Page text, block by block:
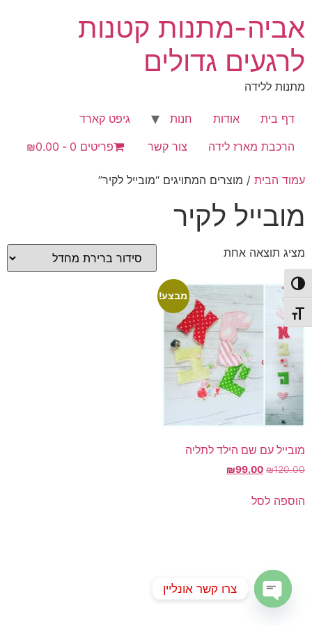
הפעל/כבה ניגודיות גבוהה
מתג גודל גופן
לתוכן
אביה-מתנות קטנות
לרגעים גדולים
מתנות ללידה
דף בית אודות חנות
גיפט קארד
הרכבת מארז לידה
צור קשר פריטים 0 ₪0.00
עמוד הבית / מוצרים המתויגים “מובייל לקיר”
מובייל לקיר
מציג תוצאה אחת
מבצע!
מובייל עם שם הילד לתליה
₪120.00
המחיר
היה:
₪99.00
הוספה לסל
צרו קשר אונליין